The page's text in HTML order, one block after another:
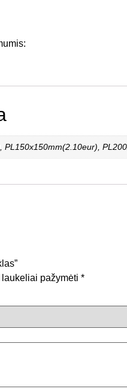
PL150x150mm(2.10eur),
laukeliai pažymėti *